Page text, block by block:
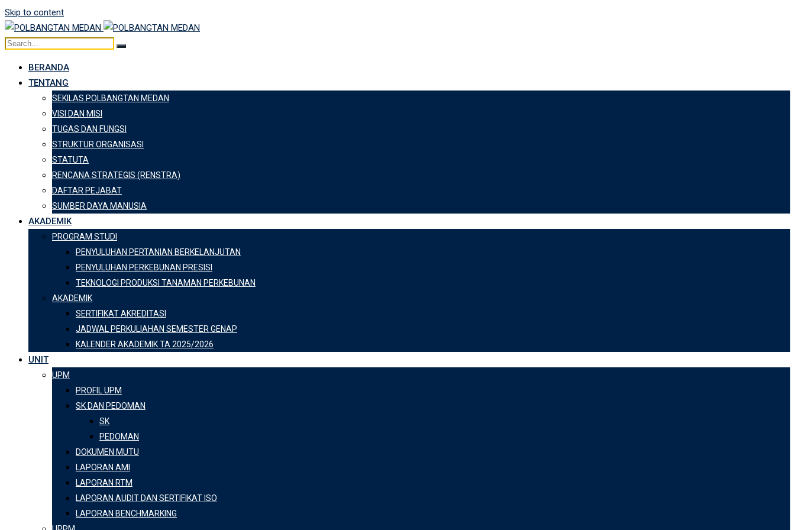
Skip to content
BERANDA
TENTANG
SEKILAS POLBANGTAN MEDAN
VISI DAN MISI
TUGAS DAN FUNGSI
STRUKTUR ORGANISASI
STATUTA
RENCANA STRATEGIS (RENSTRA)
DAFTAR PEJABAT
SUMBER DAYA MANUSIA
AKADEMIK
PROGRAM STUDI
PENYULUHAN PERTANIAN BERKELANJUTAN
PENYULUHAN PERKEBUNAN PRESISI
TEKNOLOGI PRODUKSI TANAMAN PERKEBUNAN
AKADEMIK
SERTIFIKAT AKREDITASI
JADWAL PERKULIAHAN SEMESTER GENAP
KALENDER AKADEMIK TA 2025/2026
UNIT
UPM
PROFIL UPM
SK DAN PEDOMAN
SK
PEDOMAN
DOKUMEN MUTU
LAPORAN AMI
LAPORAN RTM
LAPORAN AUDIT DAN SERTIFIKAT ISO
LAPORAN BENCHMARKING